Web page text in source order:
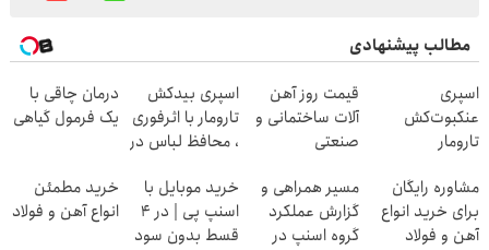
مطالب پیشنهادی
اسپری
عنکبوت‌‌کش
تارومار
عنکبوت
قیمت روز آهن
آلات ساختمانی و
صنعتی
اسپری بیدکش
تارومار با اثرفوری
، محافظ لباس در
درمان چاقی با
یک فرمول گیاهی
مشاوره رایگان
برای خرید انواع
آهن و فولاد
مسیر همراهی و
گزارش عملکرد
گروه اسنپ در
خرید موبایل با
اسنپ پی | در ۴
قسط بدون سود
خرید مطمئن
انواع آهن و فولاد